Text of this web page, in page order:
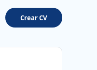
Crear CV